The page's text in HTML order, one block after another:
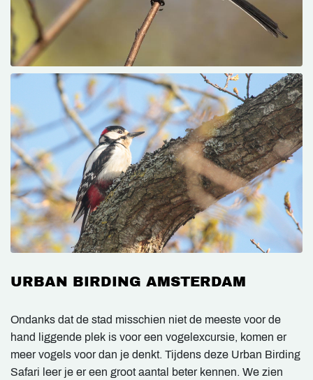
URBAN BIRDING AMSTERDAM
Ondanks dat de stad misschien niet de meeste voor de
hand liggende plek is voor een vogelexcursie, komen er
meer vogels voor dan je denkt. Tijdens deze Urban Birding
Safari leer je er een groot aantal beter kennen. We zien